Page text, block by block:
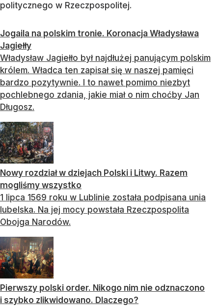
politycznego w Rzeczpospolitej.
Jogaila na polskim tronie. Koronacja Władysława
Jagiełły
Władysław Jagiełło był najdłużej panującym polskim
królem. Władca ten zapisał się w naszej pamięci
bardzo pozytywnie. I to nawet pomimo niezbyt
pochlebnego zdania, jakie miał o nim choćby Jan
Długosz.
Nowy rozdział w dziejach Polski i Litwy. Razem
mogliśmy wszystko
1 lipca 1569 roku w Lublinie została podpisana unia
lubelska. Na jej mocy powstała Rzeczpospolita
Obojga Narodów.
Pierwszy polski order. Nikogo nim nie odznaczono
i szybko zlikwidowano. Dlaczego?